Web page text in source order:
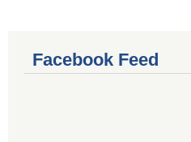
Facebook Feed